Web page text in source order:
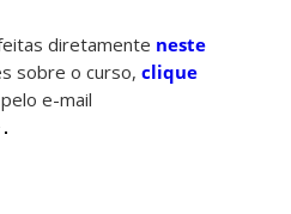
diretamente neste
sobre o curso,clique
e-mail